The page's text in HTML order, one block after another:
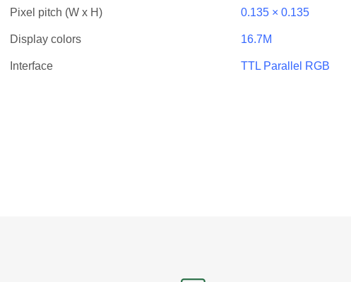
Pixel pitch (W x H) 0.135 × 0.135
Display colors 16.7M
Interface TTL Parallel RGB